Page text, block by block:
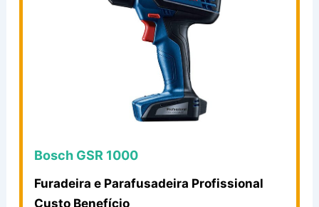
Bosch GSR 1000
Furadeira e Parafusadeira Profissional
Custo Benefício